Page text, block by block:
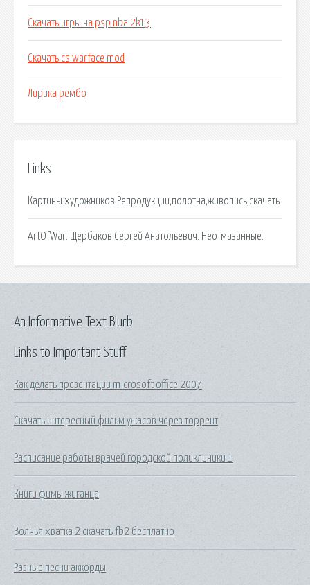
Скачать игры на psp nba 2k13
Скачать cs warface mod
Лирика рембо
Links
Картины художников.Репродукции,полотна,живопись,скачать.
ArtOfWar. Щербаков Сергей Анатольевич. Неотмазанные.
Links to Important Stuff
Как делать презентации microsoft office 2007
Скачать интересный фильм ужасов через торрент
Расписание работы врачей городской поликлиники 1
Книги фимы жиганца
Волчья хватка 2 скачать fb2 бесплатно
Разные песни аккорды
An Informative Text Blurb